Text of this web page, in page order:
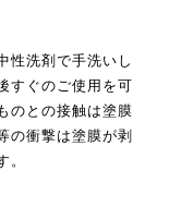
性洗剤で手洗いし
すぐのご使用を可
のとの接触は塗膜
の衝撃は塗膜が剥
。